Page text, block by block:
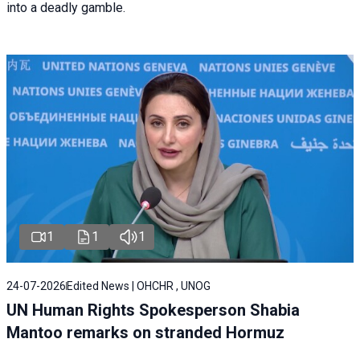
into a deadly gamble.
1 1 1
24-07-2026 Edited News | OHCHR , UNOG
UN Human Rights Spokesperson Shabia
Mantoo remarks on stranded Hormuz